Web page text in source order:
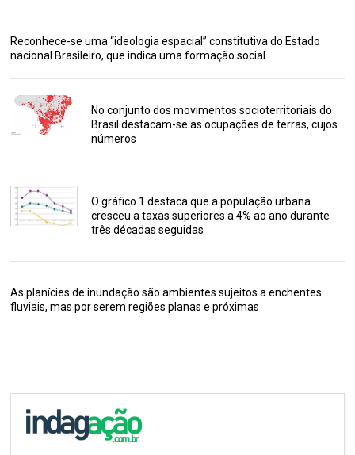
Reconhece-se uma “ideologia espacial” constitutiva do Estado
nacional Brasileiro, que indica uma formação social
No conjunto dos movimentos socioterritoriais do
Brasil destacam-se as ocupações de terras, cujos
números
O gráfico 1 destaca que a população urbana
cresceu a taxas superiores a 4% ao ano durante
três décadas seguidas
As planícies de inundação são ambientes sujeitos a enchentes
fluviais, mas por serem regiões planas e próximas